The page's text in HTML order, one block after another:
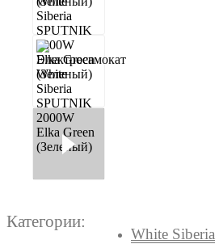
Категории:
White Siberia